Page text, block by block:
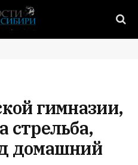
гимназии,
стрельба,
домашний